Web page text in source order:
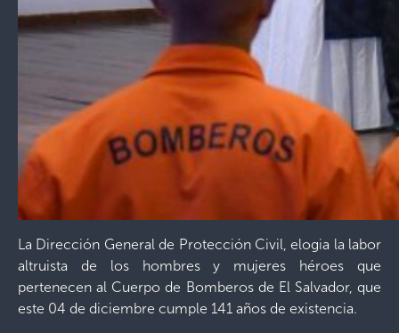
La Dirección General de Protección Civil, elogia la labor
altruista de los hombres y mujeres héroes que
pertenecen al Cuerpo de Bomberos de El Salvador, que
este 04 de diciembre cumple 141 años de existencia.